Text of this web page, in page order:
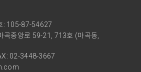
: 105-87-54627
곡중앙로 59-21, 713호 (마곡동,
02-3448-3667